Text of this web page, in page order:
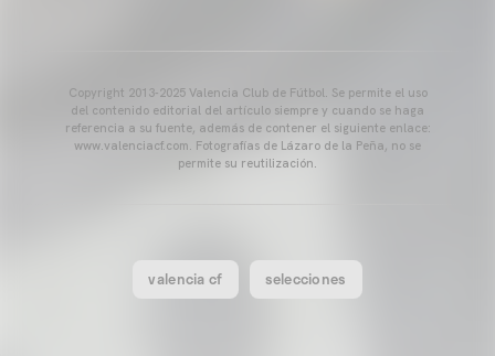
Copyright 2013-2025 Valencia Club de Fútbol. Se permite el uso
del contenido editorial del artículo siempre y cuando se haga
referencia a su fuente, además de contener el siguiente enlace:
www.valenciacf.com. Fotografías de Lázaro de la Peña, no se
permite su reutilización.
valencia cf selecciones